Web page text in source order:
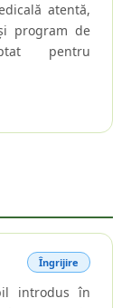
atentă,
program de
pentru
Îngrijire
introdus în